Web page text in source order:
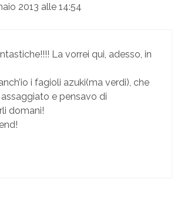
2013 alle 14:54
La vorrei qui, adesso, in
i fagioli azuki(ma verdi), che
e pensavo di
domani!